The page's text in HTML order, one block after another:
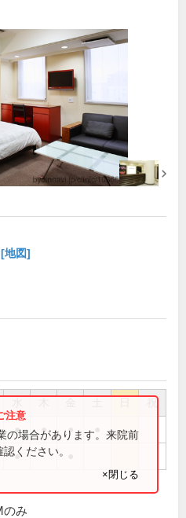
[地図]
祝
● ● ●
●
の場合があります。来院前
ください。
×閉じる
のみ